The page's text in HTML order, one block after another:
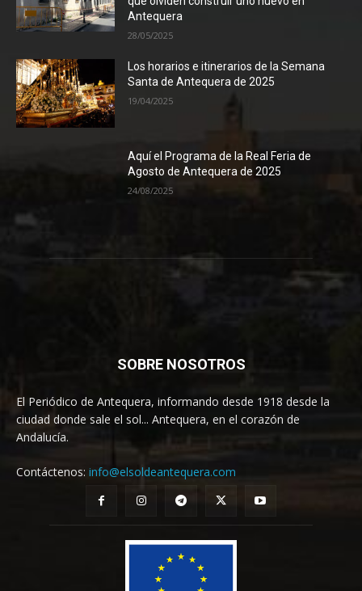
Antequera
28/05/2025
Los horarios e itinerarios de la Semana
Santa de Antequera de 2025
19/04/2025
Aquí el Programa de la Real Feria de
Agosto de Antequera de 2025
24/08/2025
SOBRE NOSOTROS
El Periódico de Antequera, informando desde 1918 desde la
ciudad donde sale el sol... Antequera, en el corazón de
Andalucía.
Contáctenos: info@elsoldeantequera.com